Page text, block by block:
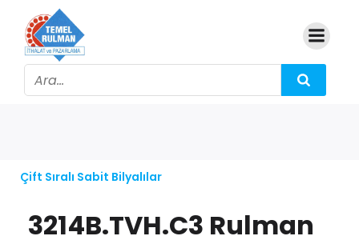
Çift Sıralı Sabit Bilyalılar
3214B.TVH.C3 Rulman